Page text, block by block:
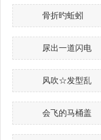
骨折旳蚯蚓
尿出一道闪电
风吹☆发型乱
会飞的马桶盖